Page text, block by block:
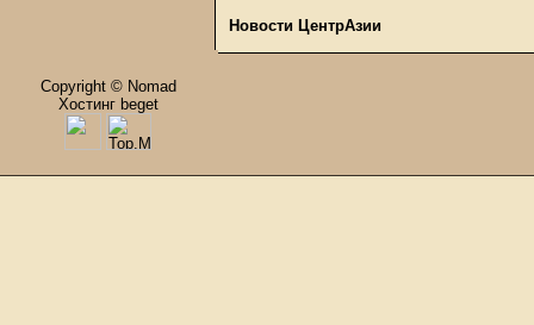
Новости ЦентрАзии
Copyright © Nomad
Хостинг beget